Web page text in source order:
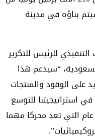
بناؤه في مدينة
للرئيس للتكرير
“سيدعم هذا
على الوقود والمنتجات
استراتيجيتنا للتوسع
التي تعد محركا مهما